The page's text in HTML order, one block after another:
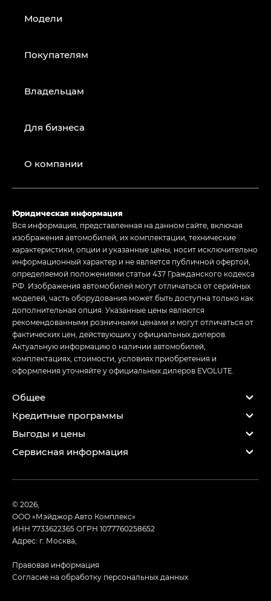
Модели
Покупателям
Владельцам
Для бизнеса
О компании
Юридическая информация
Вся информация, представленная на данном сайте, включая
изображения автомобилей, их комплектации, технические
характеристики, опции и указанные цены, носит исключительно
информационный характер и не является публичной офертой,
определяемой положениями статьи 437 Гражданского кодекса
РФ. Изображения автомобилей могут отличаться от серийных
моделей, часть оборудования может быть доступна только как
дополнительная опция. Указанные цены являются
рекомендованными розничными ценами и могут отличаться от
фактических цен, действующих у официальных дилеров.
Актуальную информацию о наличии автомобилей,
комплектациях, стоимости, условиях приобретения и
оформления уточняйте у официальных дилеров EVOLUTE.
Общее
Кредитные программы
Выгоды и цены
Сервисная информация
© 2026,
ООО «Мэйджор Авто Комплекс»
ИНН 7733622365ОГРН 1077760258652
Адрес: г. Москва,
Правовая информация
Согласие на обработку персональных данных